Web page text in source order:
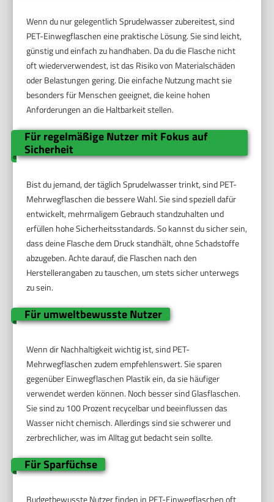
Wenn du nur gelegentlich Sprudelwasser zubereitest, sind
PET-Einwegflaschen eine praktische Lösung. Sie sind leicht,
günstig und einfach zu handhaben. Da du die Flasche nicht
oft wiederverwendest, ist das Risiko von Materialschäden
oder Belastungen gering. Die einfache Nutzung macht sie
besonders für Menschen geeignet, die keine hohen
Anforderungen an die Haltbarkeit stellen.
Für regelmäßige Nutzer mit Fokus auf
Sicherheit
Bist du jemand, der täglich Sprudelwasser trinkt, sind PET-
Mehrwegflaschen die bessere Wahl. Sie sind speziell dafür
entwickelt, mehrmaligem Gebrauch standzuhalten und
erfüllen hohe Sicherheitsstandards. So kannst du sicher sein,
dass deine Flasche dem Druck standhält, ohne Schadstoffe
abzugeben. Achte darauf, die Flaschen nach den
Herstellerangaben zu tauschen, um stets sicher unterwegs
zu sein.
Für umweltbewusste Nutzer
Wenn dir Nachhaltigkeit wichtig ist, sind PET-
Mehrwegflaschen zudem empfehlenswert. Sie sparen
gegenüber Einwegflaschen Plastik ein, da sie häufiger
verwendet werden können. Noch besser sind Glasflaschen.
Sie sind zu 100 Prozent recycelbar und beeinflussen das
Wasser nicht chemisch. Allerdings sind sie schwerer und
zerbrechlicher, was im Alltag gut bedacht sein sollte.
Für Sparfüchse
Budgetbewusste Nutzer finden in PET-Einwegflaschen oft